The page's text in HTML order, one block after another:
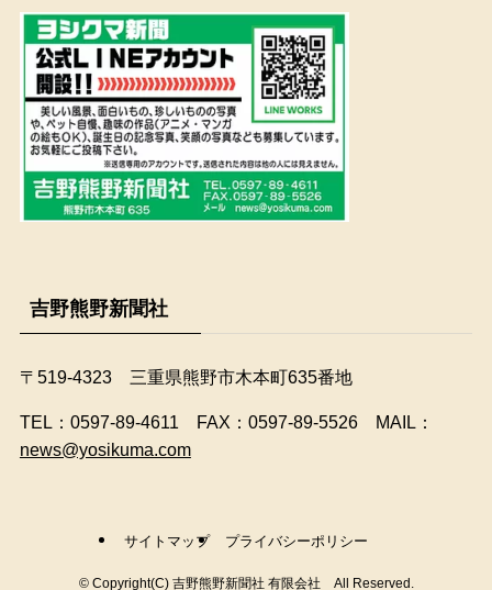
吉野熊野新聞社
〒519-4323 三重県熊野市木本町635番地
​TEL：0597-89-4611 FAX：0597-89-5526 MAIL：
news@yosikuma.com
サイトマップ プライバシーポリシー
©Copyright(C) 吉野熊野新聞社 有限会社 All Reserved.